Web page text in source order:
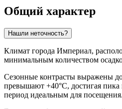
Общий характер
Нашли неточность?
Климат города Империал,
минимальным количеством
Сезонные контрасты выражены
превышают +40°C, достигая пика
период идеальным для посещения.